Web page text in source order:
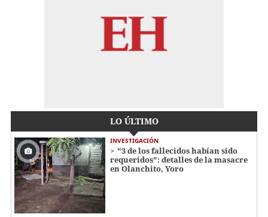
LO ÚLTIMO
INVESTIGACIÓN
"3 de los fallecidos habían sido
requeridos": detalles de la masacre
en Olanchito, Yoro